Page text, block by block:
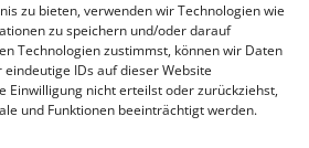
zu bieten, verwenden wir Technologien wie
zu speichern und/oder darauf
Technologien zustimmst, können wir Daten
IDs auf dieser Website
Einwilligung nicht erteilst oder zurückziehst,
und Funktionen beeinträchtigt werden.